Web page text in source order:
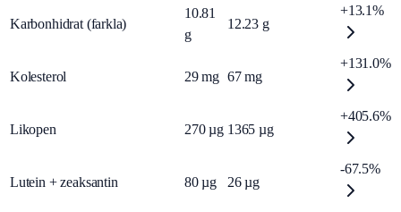
Karbonhidrat (farkla)
10.81
g
12.23 g
+13.1%
Kolesterol 29 mg 67 mg
+131.0%
Likopen 270 µg 1365 µg
+405.6%
Lutein + zeaksantin 80 µg 26 µg
-67.5%